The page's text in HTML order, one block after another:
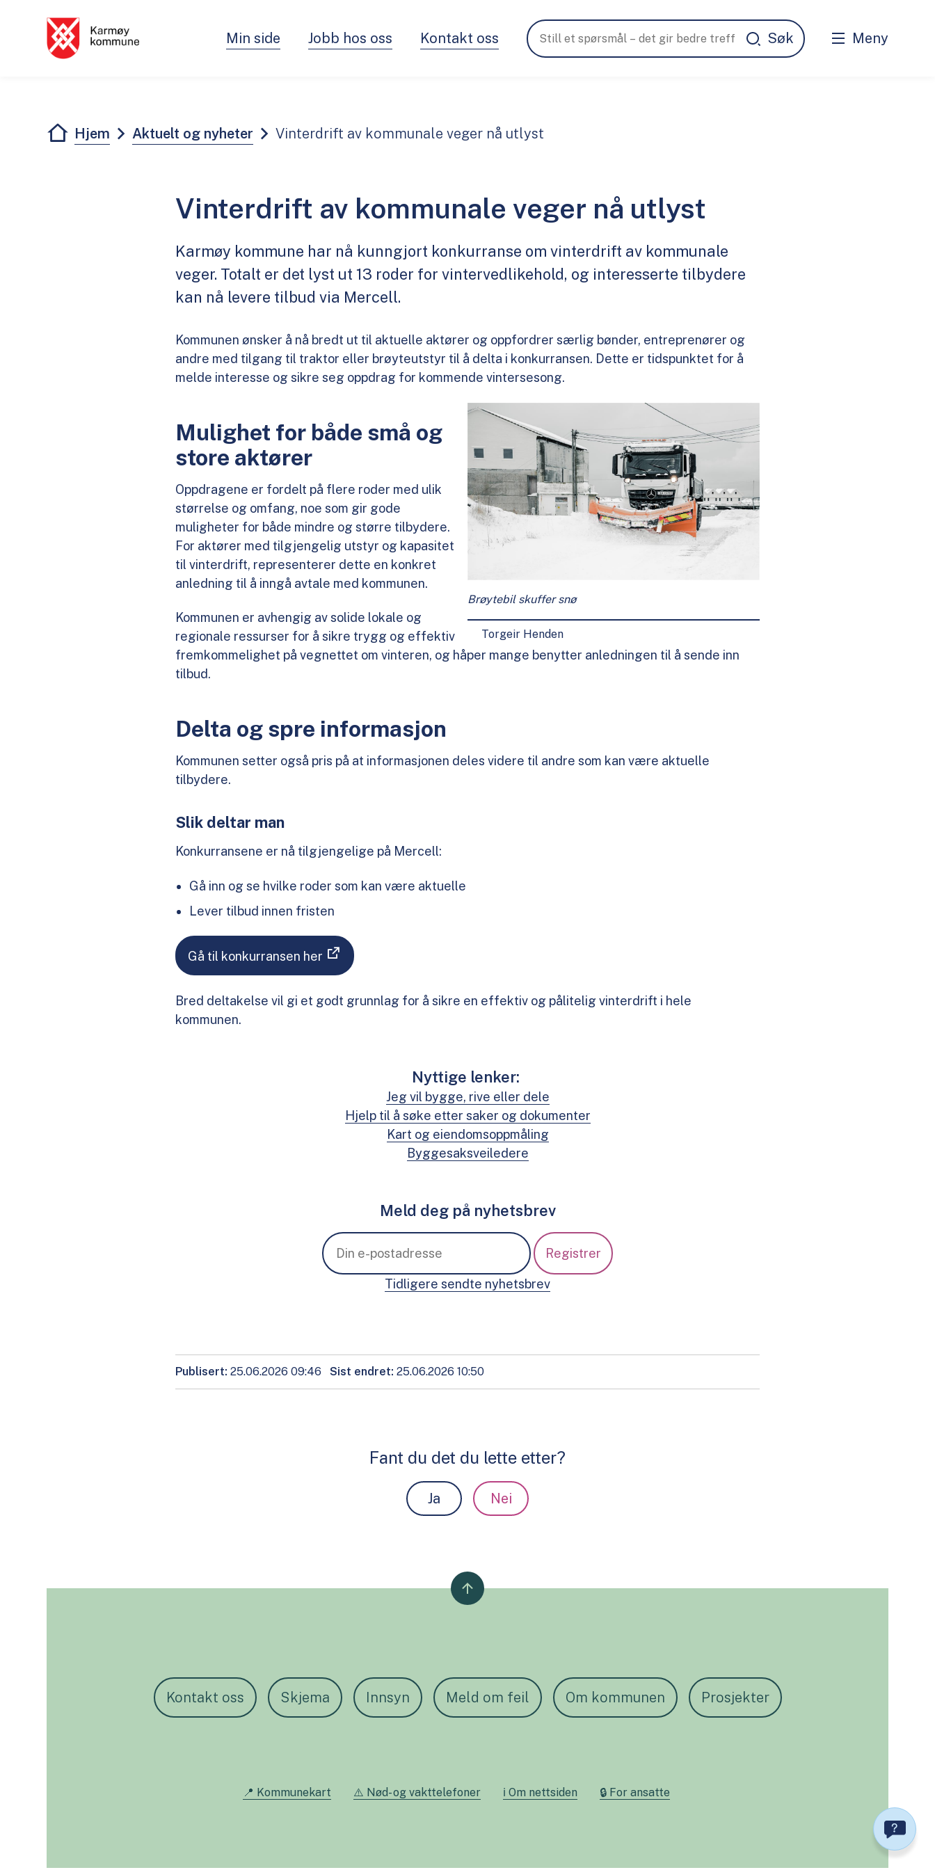
Min side Jobb hos oss Kontakt oss Meny
Du er her:
Hjem Aktuelt og nyheter Vinterdrift av kommunale veger nå utlyst
Vinterdrift av kommunale veger nå utlyst
Karmøy kommune har nå kunngjort konkurranse om vinterdrift av kommunale
veger. Totalt er det lyst ut 13 roder for vintervedlikehold, og interesserte tilbydere
kan nå levere tilbud via Mercell.
Kommunen ønsker å nå bredt ut til aktuelle aktører og oppfordrer særlig bønder, entreprenører og
andre med tilgang til traktor eller brøyteutstyr til å delta i konkurransen. Dette er tidspunktet for å
melde interesse og sikre seg oppdrag for kommende vintersesong.
Brøytebil skuffer snø
Torgeir Henden
Mulighet for både små og
store aktører
Oppdragene er fordelt på flere roder med ulik
størrelse og omfang, noe som gir gode
muligheter for både mindre og større tilbydere.
For aktører med tilgjengelig utstyr og kapasitet
til vinterdrift, representerer dette en konkret
anledning til å inngå avtale med kommunen.
Kommunen er avhengig av solide lokale og
regionale ressurser for å sikre trygg og effektiv
fremkommelighet på vegnettet om vinteren, og håper mange benytter anledningen til å sende inn
tilbud.
Delta og spre informasjon
Kommunen setter også pris på at informasjonen deles videre til andre som kan være aktuelle
tilbydere.
Slik deltar man
Konkurransene er nå tilgjengelige på Mercell:
Gå inn og se hvilke roder som kan være aktuelle
Lever tilbud innen fristen
Gå til konkurransen her
Bred deltakelse vil gi et godt grunnlag for å sikre en effektiv og pålitelig vinterdrift i hele
kommunen.
Nyttige lenker:
Jeg vil bygge, rive eller dele
Hjelp til å søke etter saker og dokumenter
Kart og eiendomsoppmåling
Byggesaksveiledere
Meld deg på nyhetsbrev
Tidligere sendte nyhetsbrev
Publisert 25.06.2026 09:46 Sist endret 25.06.2026 10:50
Fant du det du lette etter?
Ja Nei
Kontakt oss Skjema Innsyn Meld om feil Om kommunen Prosjekter
📍 Kommunekart ⚠️ Nød- og vakttelefoner ℹ️ Om nettsiden 🔒 For ansatte